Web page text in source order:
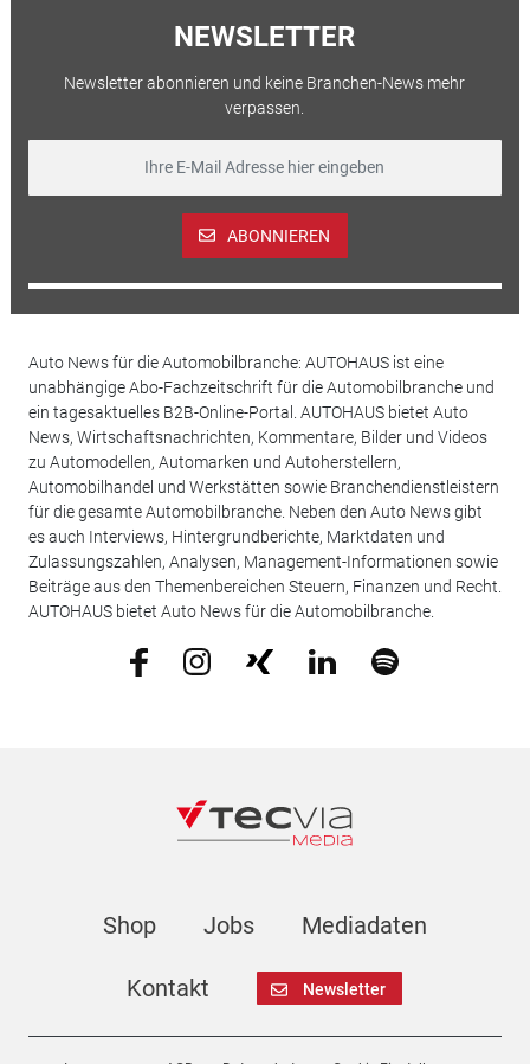
NEWSLETTER
Newsletter abonnieren und keine Branchen-News mehr
verpassen.
ABONNIEREN
Auto News für die Automobilbranche: AUTOHAUS ist eine
unabhängige Abo-Fachzeitschrift für die Automobilbranche und
ein tagesaktuelles B2B-Online-Portal. AUTOHAUS bietet Auto
News, Wirtschaftsnachrichten, Kommentare, Bilder und Videos
zu Automodellen, Automarken und Autoherstellern,
Automobilhandel und Werkstätten sowie Branchendienstleistern
für die gesamte Automobilbranche. Neben den Auto News gibt
es auch Interviews, Hintergrundberichte, Marktdaten und
Zulassungszahlen, Analysen, Management-Informationen sowie
Beiträge aus den Themenbereichen Steuern, Finanzen und Recht.
AUTOHAUS bietet Auto News für die Automobilbranche.
Shop Jobs Mediadaten
Kontakt Newsletter